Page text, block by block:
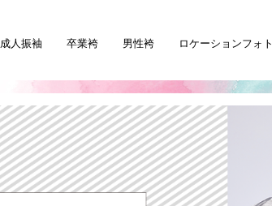
成人振袖 卒業袴 男性袴 ロケーションフォト